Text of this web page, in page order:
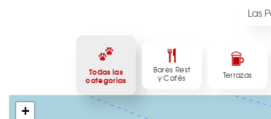
Todas las
categorias
Bares Rest
y Cafés Terrazas
+